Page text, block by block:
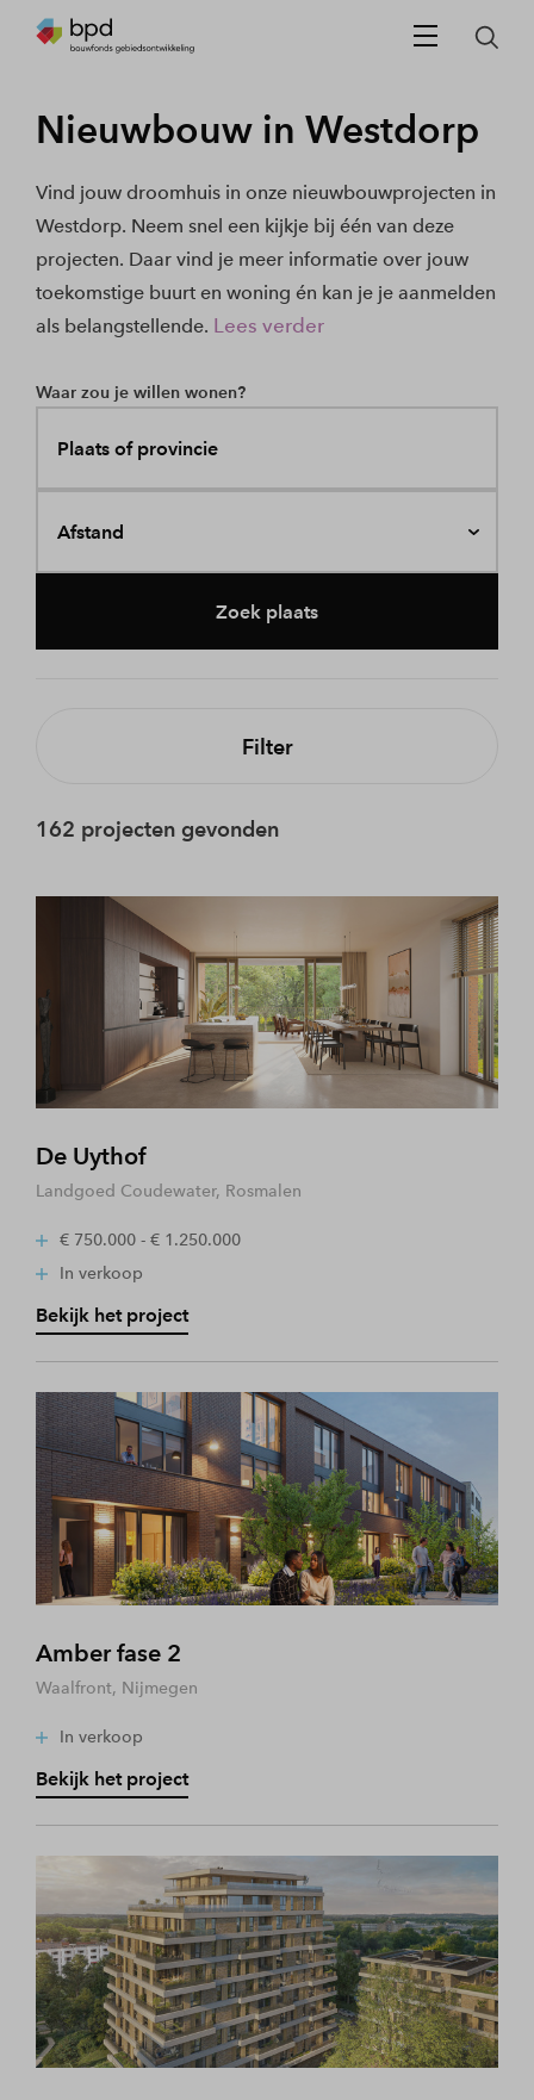
Nieuwbouw in Westdorp
Vind jouw droomhuis in onze nieuwbouwprojecten in
Westdorp. Neem snel een kijkje bij één van deze
projecten. Daar vind je meer informatie over jouw
toekomstige buurt en woning én kan je je aanmelden
als belangstellende. Lees verder
Waar zou je willen wonen?
Plaats of provincie
Afstand
Zoek plaats
Filter
162 projecten gevonden
De Uythof
Landgoed Coudewater, Rosmalen
€ 750.000 - € 1.250.000
In verkoop
Bekijk het project
Amber fase 2
Waalfront, Nijmegen
In verkoop
Bekijk het project